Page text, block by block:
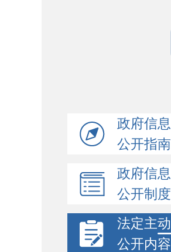
政府信息
公开指南
政府信息
公开制度
法定主动
公开内容